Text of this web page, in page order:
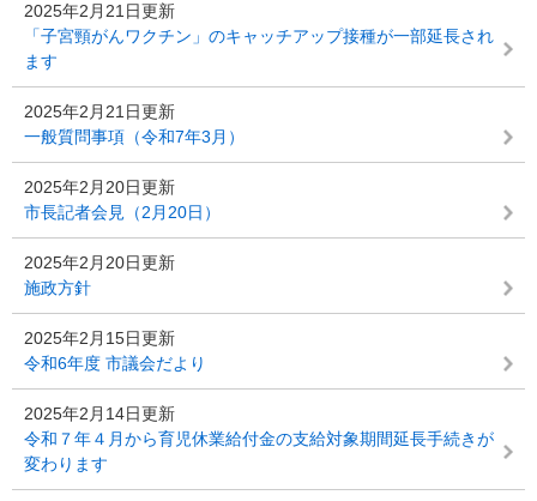
2025年2月21日更新
「子宮頸がんワクチン」のキャッチアップ接種が一部延長され
ます
2025年2月21日更新
一般質問事項（令和7年3月）
2025年2月20日更新
市長記者会見（2月20日）
2025年2月20日更新
施政方針
2025年2月15日更新
令和6年度 市議会だより
2025年2月14日更新
令和７年４月から育児休業給付金の支給対象期間延長手続きが
変わります